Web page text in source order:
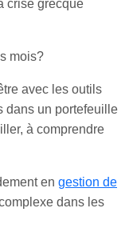
crise grecque
mois?
avec les outils
dans un portefeuille
à comprendre
en gestion de
dans les